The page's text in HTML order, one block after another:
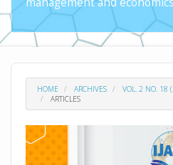
HOME ARCHIVES
VOL. 2 NO. 18
ARTICLES